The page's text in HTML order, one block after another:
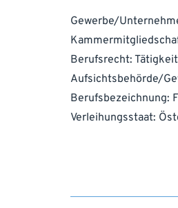
Gewerbe/
Berufsrecht:
Aufsichtsbehörde/
Berufsbezeichnung:
Verleihungsstaat: